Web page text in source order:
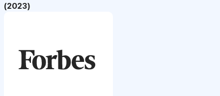
(2023)